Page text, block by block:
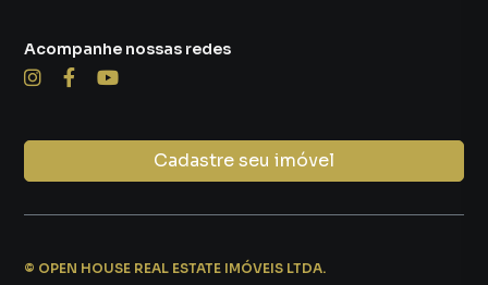
Cadastre seu imóvel
Acompanhe nossas redes
© OPEN HOUSE REAL ESTATE IMÓVEIS LTDA.